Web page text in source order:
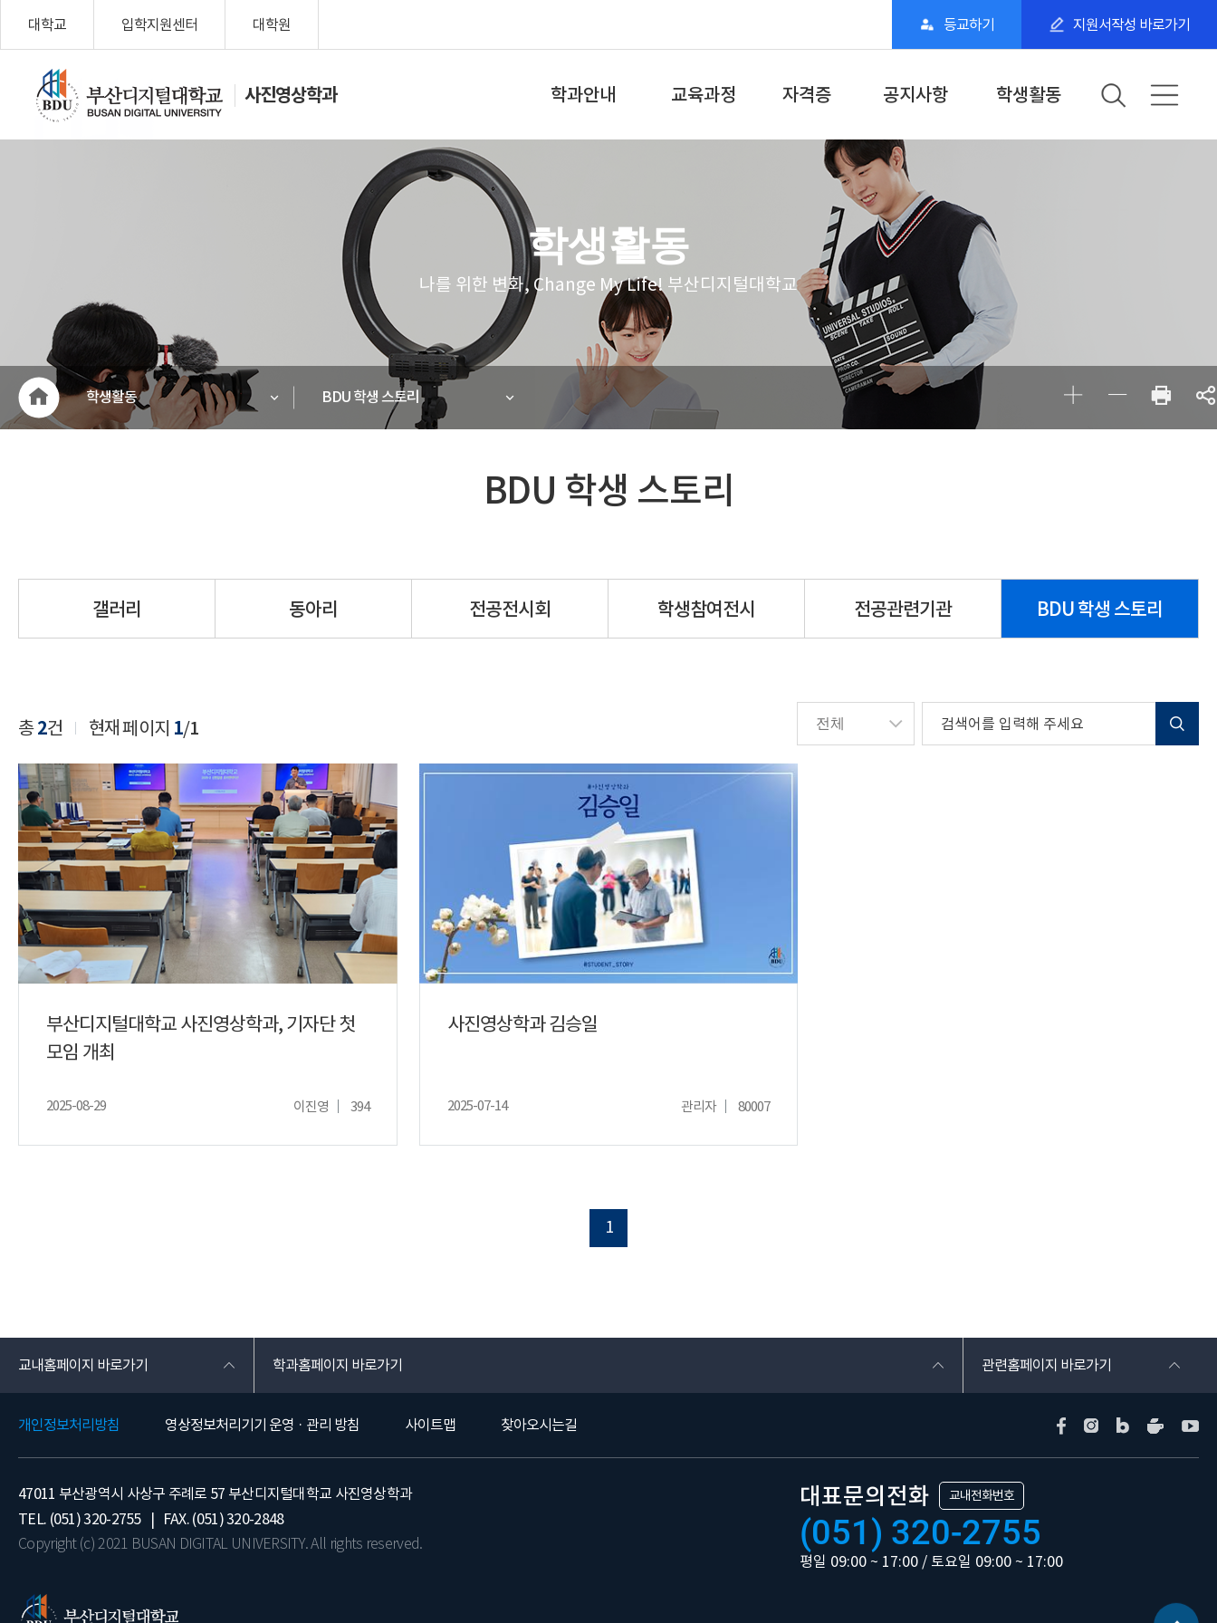
대학교 입학지원센터 대학원 등교하기 지원서작성 바로가기
사진영상학과
부산디지
털대학교
메
학과안내
교수소개
학과특성화
졸업 후 진로
학교시설
홍보리플릿
교육과정
학과로드맵
비교과교육과정
자격증
국가자격증
민간자격증
소단위 전공과정
공지사항
학과·학교공지
교수 소식
전공관련기관 소식
학생활동
전공전시회
학생참여전시
전공관련기관
BDU 학생 스토리
학생활동
나를 위한 변화, Change My Life! 부산디지털대학교
학생활동 BDU 학생 스토리
BDU 학생 스토리
갤러리 동아리 전공전시회 학생참여전시 전공관련기관 BDU 학생 스토리
총2건 현재 페이지 1/1
부산디지털대학교 사진영상학과, 기자단 첫
모임 개최
2025-08-29 이진영 394
사진영상학과 김승일
2025-07-14 관리자 80007
1
교내홈페이지 바로가기 학과홈페이지 바로가기 관련홈페이지 바로가기
개인정보처리방침 영상정보처리기기 운영 · 관리 방침 사이트맵 찾아오시는길
47011 부산광역시 사상구 주례로 57 부산디지털대학교 사진영상학과
TEL. (051) 320-2755 | FAX. (051) 320-2848
Copyright (c) 2021 BUSAN DIGITAL UNIVERSITY. All rights reserved.
대표문의전화 교내전화번호
(051) 320-2755
평일 09:00 ~ 17:00 / 토요일 09:00 ~ 17:00